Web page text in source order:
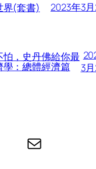
界(套書) 2023年3月
怕，史丹佛給你最
：總體經濟篇
3
电子邮件